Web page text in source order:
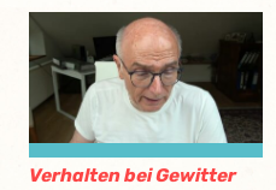
Verhalten bei Gewitter